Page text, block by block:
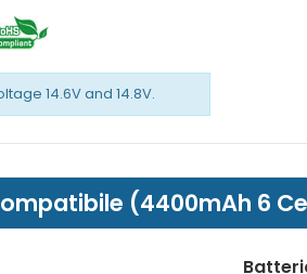
14.6V and 14.8V.
(4400mAh 6